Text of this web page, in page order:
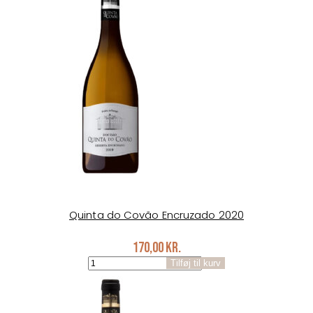
Quinta do Covão Encruzado 2020
170,00kr.
Quinta
do
Covão
Encruzado
Tilføj til kurv